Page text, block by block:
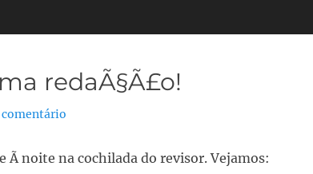
redaÃ§Ã£o!
noite na cochilada do revisor. Vejamos: